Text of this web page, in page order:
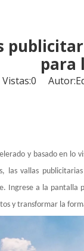
para
Vistas:0
y basado en lo
las vallas
Ingrese a la pantalla
y transformar la